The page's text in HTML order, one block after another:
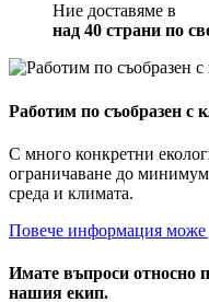
Ние доставяме в
над 40 страни по
Работим по съобразен с
С много конкретни
ограничаване до минимум
среда и климата.
Повече информация може
Имате въпроси относно
нашия екип.